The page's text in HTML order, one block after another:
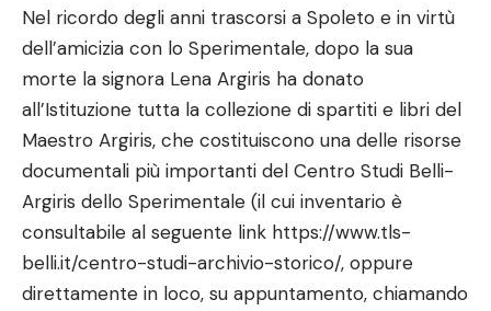
Nel ricordo degli anni trascorsi a Spoleto e in virtù
dell’amicizia con lo Sperimentale, dopo la sua
morte la signora Lena Argiris ha donato
all’Istituzione tutta la collezione di spartiti e libri del
Maestro Argiris, che costituiscono una delle risorse
documentali più importanti del Centro Studi Belli-
Argiris dello Sperimentale (il cui inventario è
consultabile al seguente link https://www.tls-
belli.it/centro-studi-archivio-storico/, oppure
direttamente in loco, su appuntamento, chiamando